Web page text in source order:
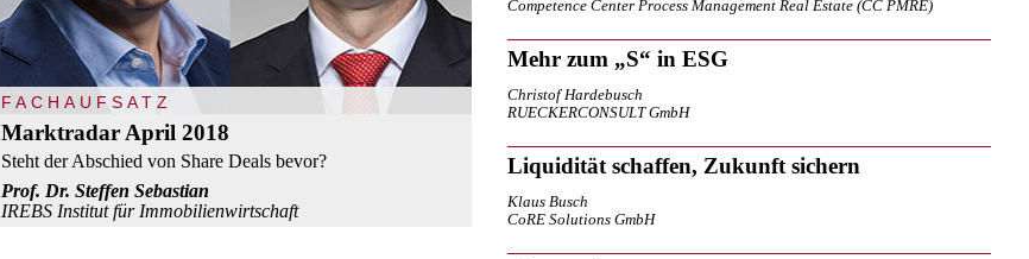
FACHAUFSATZ
Marktradar April 2018
Steht der Abschied von Share Deals bevor?
Prof. Dr. Steffen Sebastian
IREBS Institut für Immobilienwirtschaft
Competence Center Process Management Real Estate (CC PMRE)
Mehr zum „S“ in ESG
Christof Hardebusch
RUECKERCONSULT GmbH
Liquidität schaffen, Zukunft sichern
Klaus Busch
CoRE Solutions GmbH